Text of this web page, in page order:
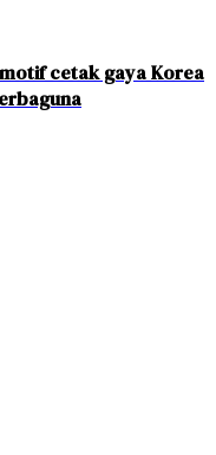
cetak gaya Korea